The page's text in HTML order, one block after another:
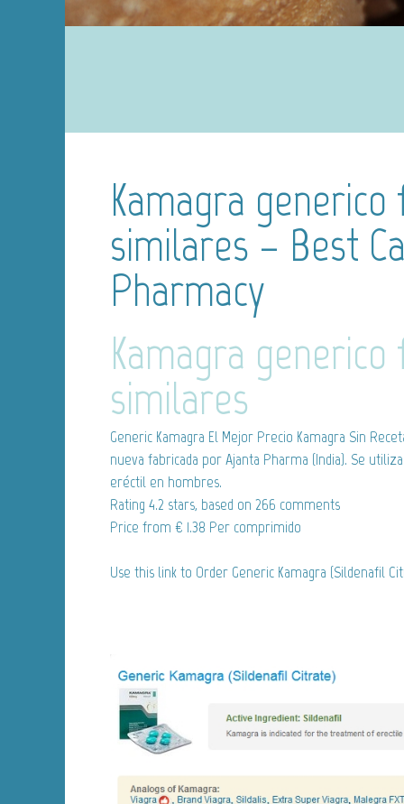
Kamagra
similares – Best
Pharmacy
Kamagra generico
similares
Generic Kamagra El Mejor Precio Kamagra Sin
nueva fabricada por Ajanta Pharma (India). Se
eréctil en hombres.
Rating 4.2 stars, based on 266 comments
Price from € 1.38 Per comprimido
Use this link to Order Generic Kamagra (Sildenafil